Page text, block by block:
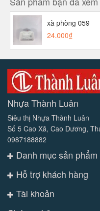
xà phòng 059
24.000₫
Nhựa Thành Luân
Siêu thị Nhựa Thành Luân
Số 5 Cao Xã, Cao Dương,
0987188882
Danh mục sản phẩm
Hỗ trợ khách hàng
Tài khoản